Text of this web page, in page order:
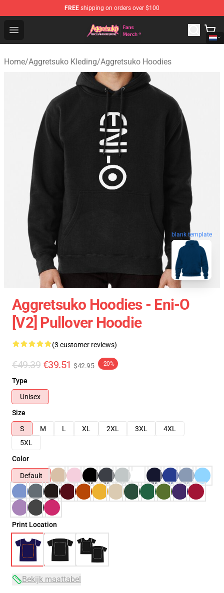
FREE shipping on orders over $100
Open menu
Aggretsuko Store - Official Aggretsuko Merchandise
Home/Aggretsuko Kleding/Aggretsuko Hoodies
blank template
Aggretsuko Hoodies - Eni-O
[v2] Pullover Hoodie
(3 customer reviews)
€49.39 €39.51 $42.95 -20%
Type
Unisex
Size
S
M L XL 2XL 3XL
4XL
5XL
Color
Default
Print Location
Bekijk maattabel